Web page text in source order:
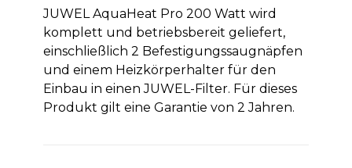
JUWEL AquaHeat Pro 200 Watt wird
komplett und betriebsbereit geliefert,
einschließlich 2 Befestigungssaugnäpfen
und einem Heizkörperhalter für den
Einbau in einen JUWEL-Filter. Für dieses
Produkt gilt eine Garantie von 2 Jahren.